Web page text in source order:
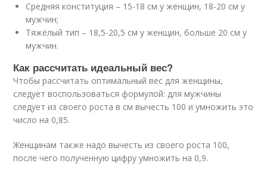
Средняя конституция – 15-18 см у женщин, 18-20 см у
мужчин;
Тяжёлый тип – 18,5-20,5 см у женщин, больше 20 см у
мужчин.
Как рассчитать идеальный вес?
Чтобы рассчитать оптимальный вес для женщины,
следует воспользоваться формулой: для мужчины
следует из своего роста в см вычесть 100 и умножить это
число на 0,85.
Женщинам также надо вычесть из своего роста 100,
после чего полученную цифру умножить на 0,9.